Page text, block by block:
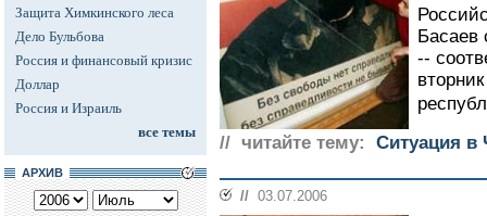
Защита Химкинского леса
Дело Бульбова
Россия и финансовый кризис
Доллар
Россия и Израиль
все темы
АРХИВ
Басаев
--
// читайте тему:
Ситуация в
// 03.07.2006